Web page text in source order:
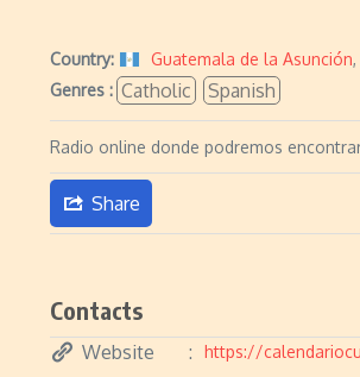
Country: Guatemala de la Asunción,
Genres : Catholic Spanish
Radio online donde podremos
Share
Contacts
Website https://